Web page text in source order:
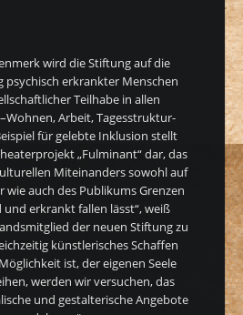
wird die Stiftung auf die
psychisch erkrankter Menschen
Teilhabe in allen
Arbeit, Tagesstruktur-
für gelebte Inklusion stellt
„Fulminant“ dar, das
Miteinanders sowohl auf
wie auch des Publikums Grenzen
und erkrankt fallen lässt“, weiß
der neuen Stiftung zu
künstlerisches Schaffen
ist, der eigenen Seele
werden wir versuchen, das
und gestalterische Angebote